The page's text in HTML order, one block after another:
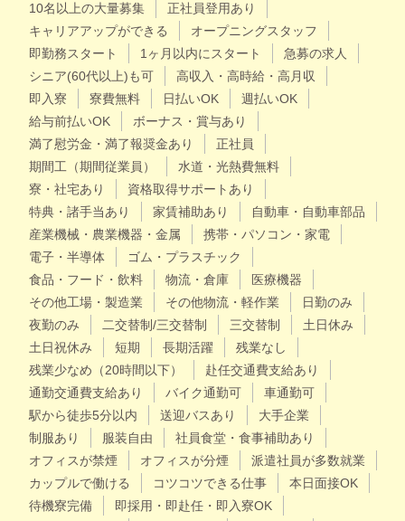
10名以上の大量募集
正社員登用あり
キャリアアップができる
オープニングスタッフ
即勤務スタート
1ヶ月以内にスタート
急募の求人
シニア(60代以上)も可
高収入・高時給・高月収
即入寮
寮費無料 日払いOK
週払いOK
給与前払いOK
ボーナス・賞与あり
満了慰労金・満了報奨金あり
正社員
期間工（期間従業員）
水道・光熱費無料
寮・社宅あり
資格取得サポートあり
特典・諸手当あり
家賃補助あり
自動車・自動車部品
産業機械・農業機器・金属
携帯・パソコン・家電
電子・半導体
ゴム・プラスチック
食品・フード・飲料
物流・倉庫
医療機器
その他工場・製造業
その他物流・軽作業
日勤のみ
夜勤のみ
二交替制/三交替制 三交替制
土日休み
土日祝休み
短期 長期活躍
残業なし
残業少なめ（20時間以下）
赴任交通費支給あり
通勤交通費支給あり
バイク通勤可
車通勤可
駅から徒歩5分以内
送迎バスあり
大手企業
制服あり
服装自由
社員食堂・食事補助あり
オフィスが禁煙
オフィスが分煙
派遣社員が多数就業
カップルで働ける
コツコツできる仕事
本日面接OK
待機寮完備
即採用・即赴任・即入寮OK